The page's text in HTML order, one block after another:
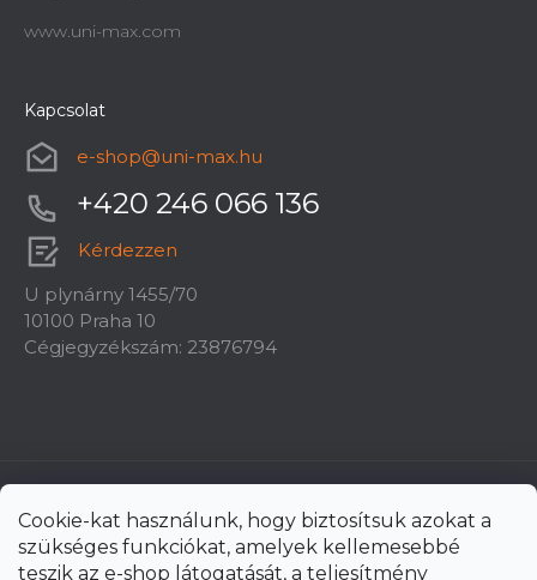
Cookie-kat használunk, hogy biztosítsuk azokat a
szükséges funkciókat, amelyek kellemesebbé
teszik az e-shop látogatását, a teljesítmény
www.uni-max.com
Kapcsolat
e-shop@uni-max.hu
+420 246 066 136
Kérdezzen
U plynárny 1455/70
10100 Praha 10
Cégjegyzékszám: 23876794